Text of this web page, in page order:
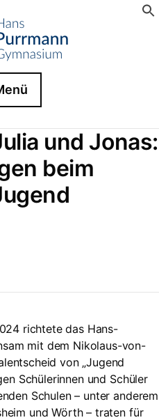
und Jonas:
beim
richtete das Hans-
mit dem Nikolaus-von-
von „Jugend
Schülerinnen und Schüler
Schulen – unter anderem
und Wörth – traten für